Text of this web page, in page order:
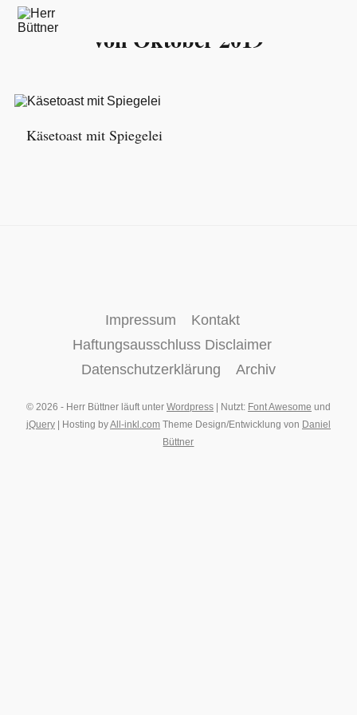
von Oktober 2019
Käsetoast mit Spiegelei
Impressum
Kontakt
Haftungsausschluss Disclaimer
Datenschutzerklärung
Archiv
© 2026 - Herr Büttner läuft unter Wordpress| Nutzt: Font Awesome und
jQuery| Hosting byAll-inkl.comTheme Design/Entwicklung von Daniel
Büttner